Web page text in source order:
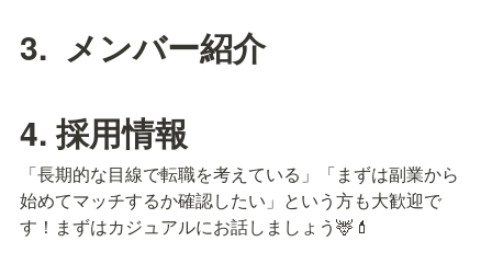
使っている技術的な要素とそこでの工夫を順に紹介します。
3.  メンバー紹介
4. 採用情報
「長期的な目線で転職を考えている」「まずは副業から
始めてマッチするか確認したい」という方も大歓迎で
す！まずはカジュアルにお話しましょう🦌💄